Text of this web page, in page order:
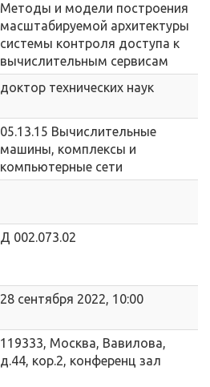
Методы и модели построения
масштабируемой архитектуры
системы контроля доступа к
вычислительным сервисам
доктор технических наук
05.13.15 Вычислительные
машины, комплексы и
компьютерные сети
Д 002.073.02
28 сентября 2022, 10:00
119333, Москва, Вавилова,
д.44, кор.2, конференц зал